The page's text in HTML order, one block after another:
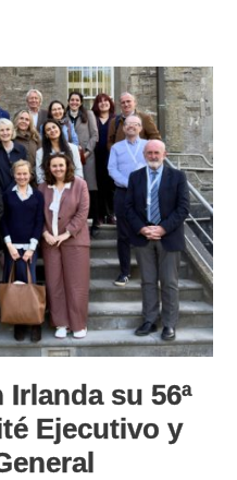
Irlanda su 56ª
Ejecutivo y